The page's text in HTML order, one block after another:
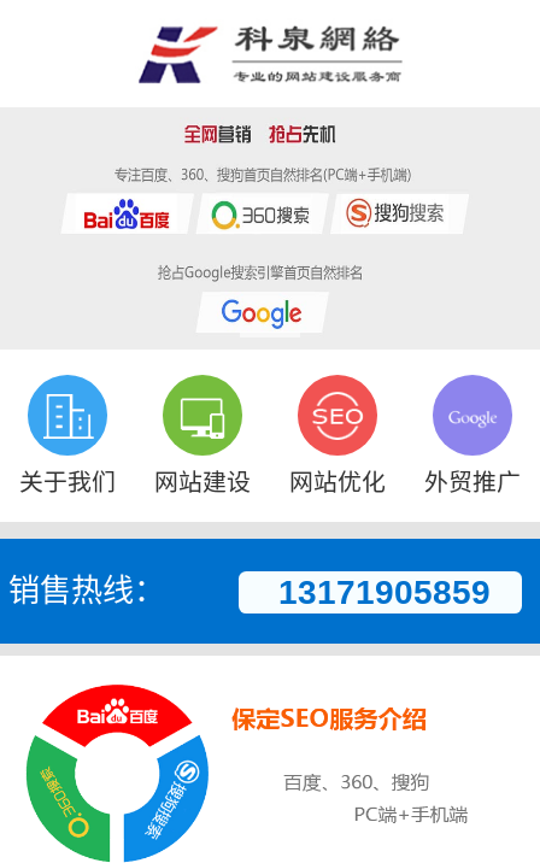
关于我们 网站建设 网站优化 外贸推广
销售热线： 13171905859